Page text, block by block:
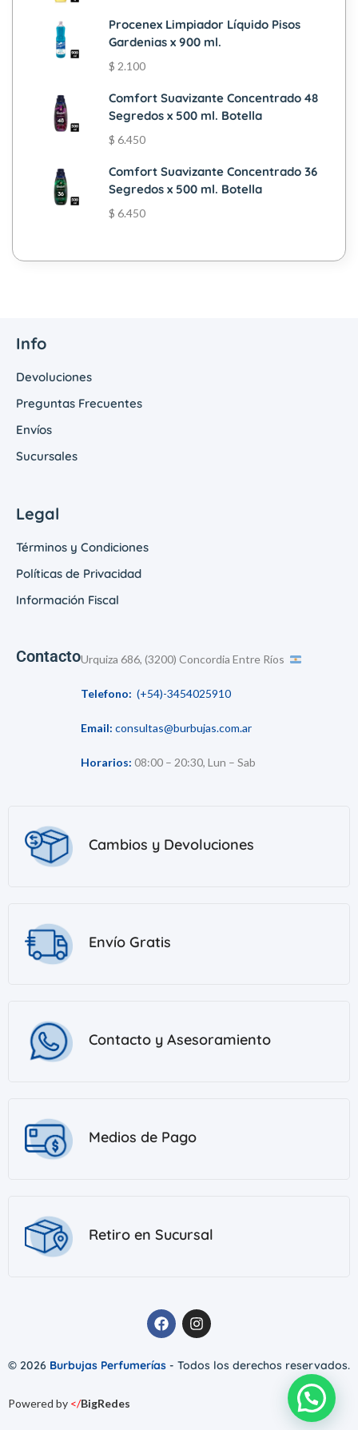
Procenex Limpiador Líquido Pisos
Gardenias x 900 ml.
$ 2.100
Comfort Suavizante Concentrado 48
Segredos x 500 ml. Botella
$ 6.450
Comfort Suavizante Concentrado 36
Segredos x 500 ml. Botella
$ 6.450
Info
Devoluciones
Preguntas Frecuentes
Envíos
Sucursales
Legal
Términos y Condiciones
Políticas de Privacidad
Información Fiscal
ContactoUrquiza 686, (3200) Concordia Entre Ríos
Telefono: (+54)-3454025910
Email: consultas@burbujas.com.ar
Horarios: 08:00 – 20:30, Lun – Sab
Cambios y Devoluciones
Envío Gratis
Contacto y Asesoramiento
Medios de Pago
Retiro en Sucursal
© 2026 Burbujas Perfumerías - Todos los derechos reservados.
Powered by </BigRedes